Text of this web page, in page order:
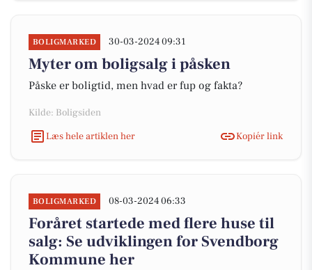
BOLIGMARKED 30-03-2024 09:31
Myter om boligsalg i påsken
Påske er boligtid, men hvad er fup og fakta?
Kilde: Boligsiden
Læs hele artiklen her
Kopiér link
BOLIGMARKED 08-03-2024 06:33
Foråret startede med flere huse til
salg: Se udviklingen for Svendborg
Kommune her